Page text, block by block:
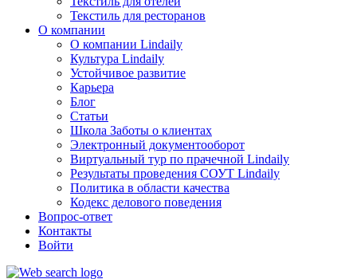
Текстиль для ресторанов
О компании
О компании Lindaily
Культура Lindaily
Устойчивое развитие
Карьера
Блог
Статьи
Школа Заботы о клиентах
Электронный документооборот
Виртуальный тур по прачечной Lindaily
Результаты проведения СОУТ Lindaily
Политика в области качества
Кодекс делового поведения
Вопрос-ответ
Контакты
Войти